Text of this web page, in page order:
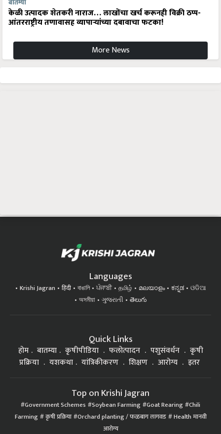
बातम्या
केळी उत्पादक शेतकरी नाराज… लाखोंचा खर्च करूनही विक्री ठप्प-
आंतरराष्ट्रीय तणावासह व्यापाऱ्यांच्या दबावाचा फटका!
More News
Languages
Krishi Jagran हिंदी বাঙালি ਪੰਜਾਬੀ தமிழ் മലയാളം ಕನ್ನಡ
ଓଡିଆ
অসমীয়া
ગુજરાતી తెలుగు
Quick Links
होम बातम्या कृषीपीडिया फलोत्पादन पशुसंवर्धन
कृषी
प्रक्रिया
यशकथा यांत्रिकीकरण शिक्षण आरोग्य इतर
Top on Krishi Jagran
Government Schemes Soybean Farming Goat Rearing Chili
Farming कृषी प्रक्रिया Orchard planting / फळबाग लागवड Health मानवी
आरोग्य